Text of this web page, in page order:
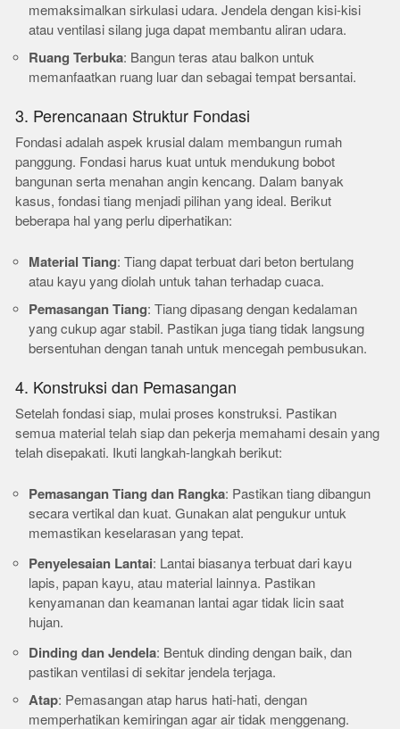
memaksimalkan sirkulasi udara. Jendela dengan kisi-kisi
atau ventilasi silang juga dapat membantu aliran udara.
Ruang Terbuka: Bangun teras atau balkon untuk
memanfaatkan ruang luar dan sebagai tempat bersantai.
3. Perencanaan Struktur Fondasi
Fondasi adalah aspek krusial dalam membangun rumah
panggung. Fondasi harus kuat untuk mendukung bobot
bangunan serta menahan angin kencang. Dalam banyak
kasus, fondasi tiang menjadi pilihan yang ideal. Berikut
beberapa hal yang perlu diperhatikan:
Material Tiang: Tiang dapat terbuat dari beton bertulang
atau kayu yang diolah untuk tahan terhadap cuaca.
Pemasangan Tiang: Tiang dipasang dengan kedalaman
yang cukup agar stabil. Pastikan juga tiang tidak langsung
bersentuhan dengan tanah untuk mencegah pembusukan.
4. Konstruksi dan Pemasangan
Setelah fondasi siap, mulai proses konstruksi. Pastikan
semua material telah siap dan pekerja memahami desain yang
telah disepakati. Ikuti langkah-langkah berikut:
Pemasangan Tiang dan Rangka: Pastikan tiang dibangun
secara vertikal dan kuat. Gunakan alat pengukur untuk
memastikan keselarasan yang tepat.
Penyelesaian Lantai: Lantai biasanya terbuat dari kayu
lapis, papan kayu, atau material lainnya. Pastikan
kenyamanan dan keamanan lantai agar tidak licin saat
hujan.
Dinding dan Jendela: Bentuk dinding dengan baik, dan
pastikan ventilasi di sekitar jendela terjaga.
Atap: Pemasangan atap harus hati-hati, dengan
memperhatikan kemiringan agar air tidak menggenang.